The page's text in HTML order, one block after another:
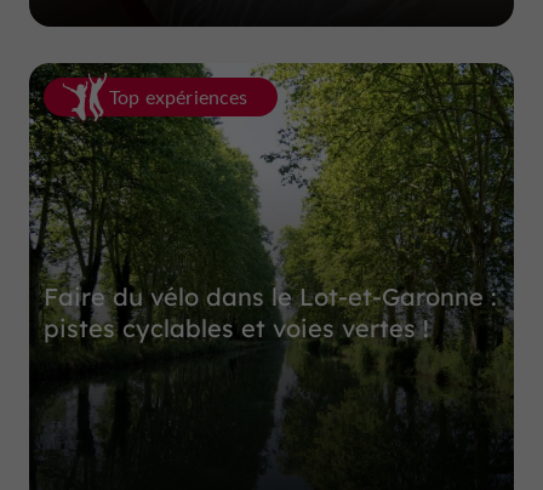
Top expériences
Faire du vélo dans le Lot-et-Garonne :
pistes cyclables et voies vertes !